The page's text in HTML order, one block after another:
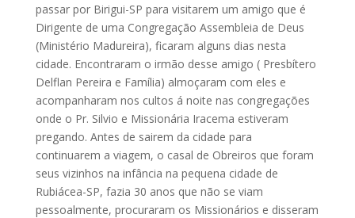
passar por Birigui-SP para visitarem um amigo que é
Dirigente de uma Congregação Assembleia de Deus
(Ministério Madureira), ficaram alguns dias nesta
cidade. Encontraram o irmão desse amigo ( Presbítero
Delflan Pereira e Família) almoçaram com eles e
acompanharam nos cultos á noite nas congregações
onde o Pr. Silvio e Missionária Iracema estiveram
pregando. Antes de sairem da cidade para
continuarem a viagem, o casal de Obreiros que foram
seus vizinhos na infância na pequena cidade de
Rubiácea-SP, fazia 30 anos que não se viam
pessoalmente, procuraram os Missionários e disseram